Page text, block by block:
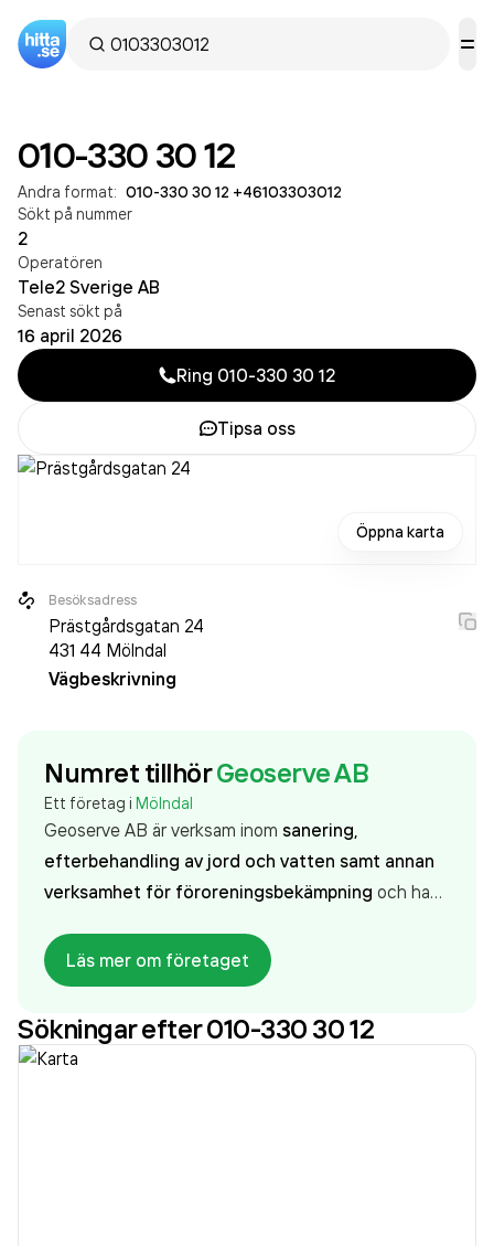
010-330 30 12
Andra format: 010-330 30 12 +46103303012
Sökt på nummer
2
Operatören
Tele2 Sverige AB
Senast sökt på
16 april 2026
Ring 010-330 30 12
Tipsa oss
Öppna karta
Besöksadress
Prästgårdsgatan 24
431 44 Mölndal
Vägbeskrivning
Numret tillhörGeoserve AB
Ett företag i Mölndal
Geoserve AB är verksam inom sanering,
efterbehandling av jord och vatten samt annan
verksamhet för föroreningsbekämpning och hade
med 5 personer sedan 2024 då det jobbade 18
personer på företaget. Bolaget är ett aktiebolag
som varit aktivt sedan 2012. Geoserve AB
105 917 000,00 krsenaste räkenskapsåret (2025).
Läs mer om företaget
Sökningar efter 010-330 30 12